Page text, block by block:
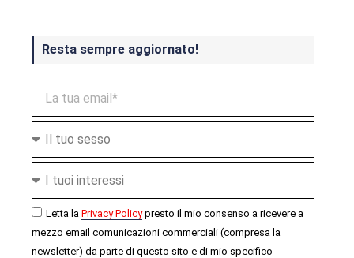
Resta sempre aggiornato!
Letta la Privacy Policypresto il mio consenso a ricevere a
mezzo email comunicazioni commerciali (compresa la
newsletter) da parte di questo sito e di mio specifico